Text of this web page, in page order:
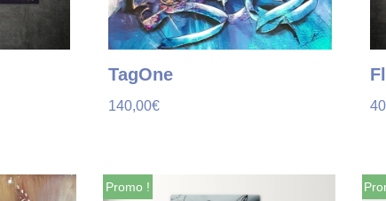
TagOne
140,00€
Promo !